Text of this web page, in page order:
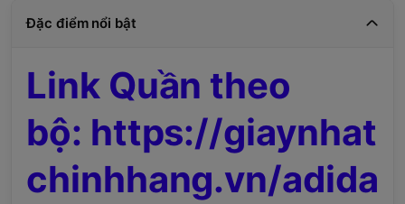
Đặc điểm nổi bật
Link Quần theo
bộ: https://giaynhat
chinhhang.vn/adida